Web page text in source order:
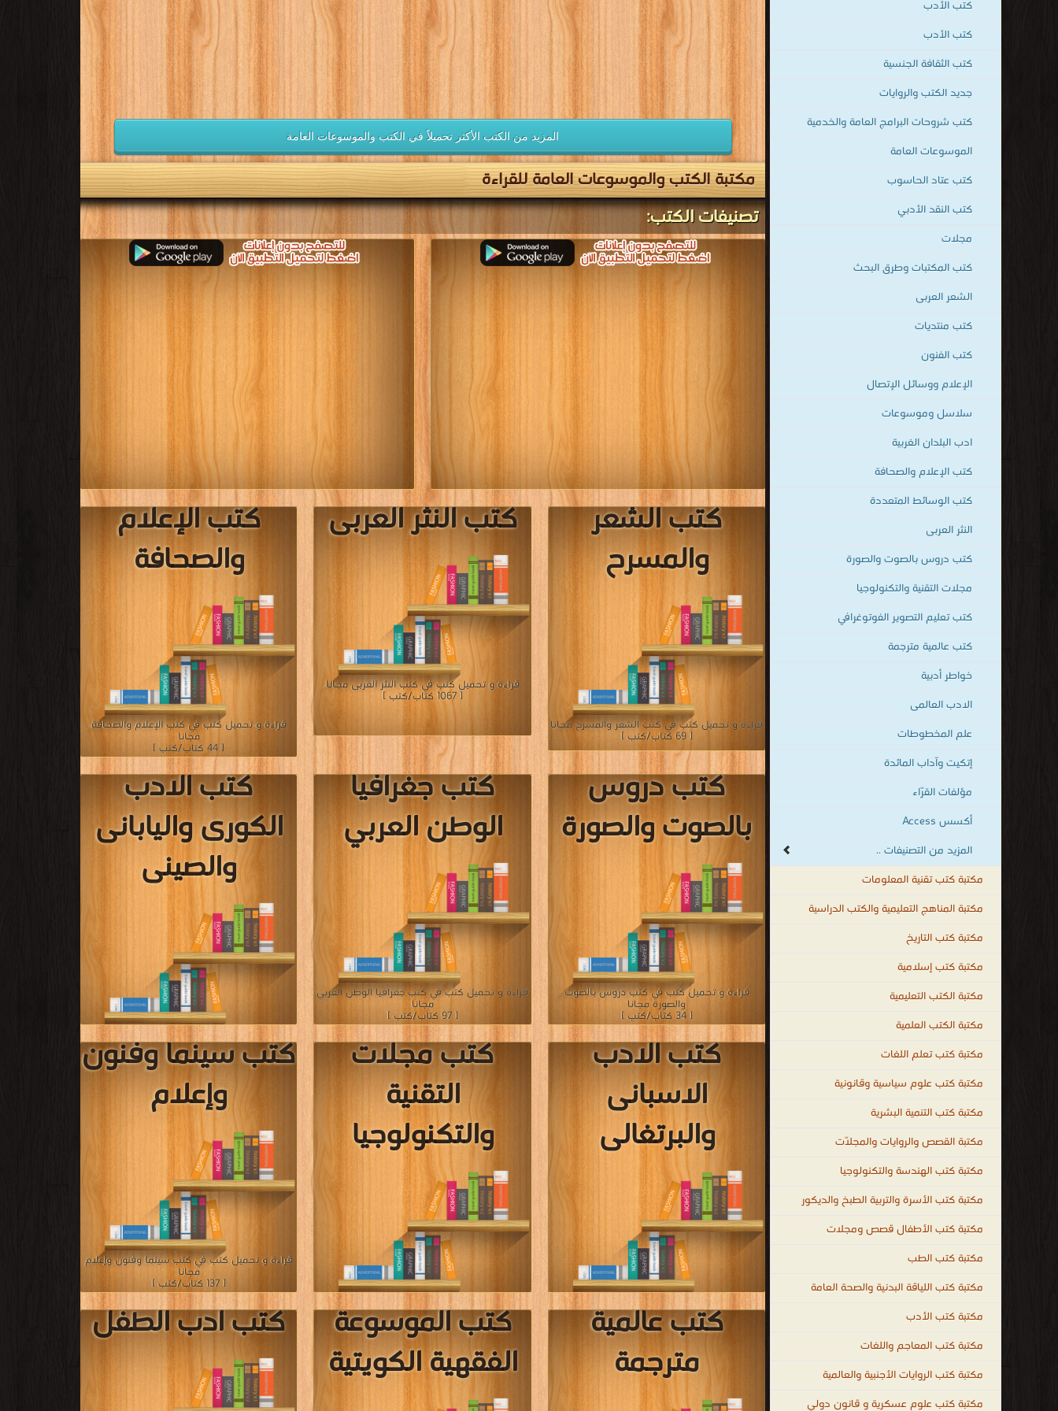
كتب عتاد الحاسوب
كتب النقد الأدبي
مجلات
كتب المكتبات وطرق البحث
الشعر العربى
كتب منتديات
كتب الفنون
الإعلام ووسائل الإتصال
سلاسل وموسوعات
ادب البلدان الغربية
كتب الإعلام والصحافة
كتب الوسائط المتعددة
النثر العربى
كتب دروس بالصوت والصورة
مجلات التقنية والتكنولوجيا
كتب تعليم التصوير الفوتوغرافي
كتب عالمية مترجمة
خواطر أدبية
الادب العالمى
علم المخطوطات
إتكيت وآداب المائدة
مؤلفات القرّاء
أكسس Access
المزيد من التصنيفات ..
مكتبة كتب تقنية المعلومات
مكتبة المناهج التعليمية والكتب الدراسية
مكتبة كتب التاريخ
مكتبة كتب إسلامية
مكتبة الكتب التعليمية
مكتبة الكتب العلمية
مكتبة كتب تعلم اللغات
مكتبة كتب علوم سياسية وقانونية
مكتبة كتب التنمية البشرية
مكتبة القصص والروايات والمجلّات
مكتبة كتب الهندسة والتكنولوجيا
مكتبة كتب الأسرة والتربية الطبخ والديكور
مكتبة كتب الأطفال قصص ومجلات
مكتبة كتب الطب
مكتبة كتب اللياقة البدنية والصحة العامة
مكتبة كتب الأدب
مكتبة كتب المعاجم واللغات
مكتبة كتب الروايات الأجنبية والعالمية
مكتبة كتب علوم عسكرية و قانون دولي
مكتبة الكتب الغير مصنّفة
قراءة و تحميل كتب في كتب ادب الطفل مجانا
قراءة و تحميل كتب في كتب الموسوعة الفقهية
الكويتية مجانا
[ 99 كتاب/كتب ]
قراءة و تحميل كتب في كتب عالمية مترجمة مجانا
كتب خواطر أدبية
قراءة و تحميل كتب في كتب خواطر أدبية مجانا
كتب الادب
العالمى
قراءة و تحميل كتب في كتب الادب العالمى مجانا
كتب القرص
الصلب
قراءة و تحميل كتب في كتب القرص الصلب مجانا
إعلان:
كتب قصص
وروايات عالمية
قراءة و تحميل كتب في كتب قصص وروايات عالمية
مجانا
كتب مقالات
قراءة و تحميل كتب في كتب مقالات مجانا
[ 202 كتاب/كتب ]
كتب الادب
الاسلامي
قراءة و تحميل كتب في كتب الادب الاسلامي مجانا
[ 123 كتاب/كتب ]
8
9